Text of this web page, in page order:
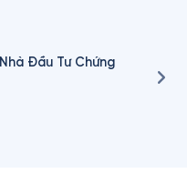
Đầu Tư Chứng